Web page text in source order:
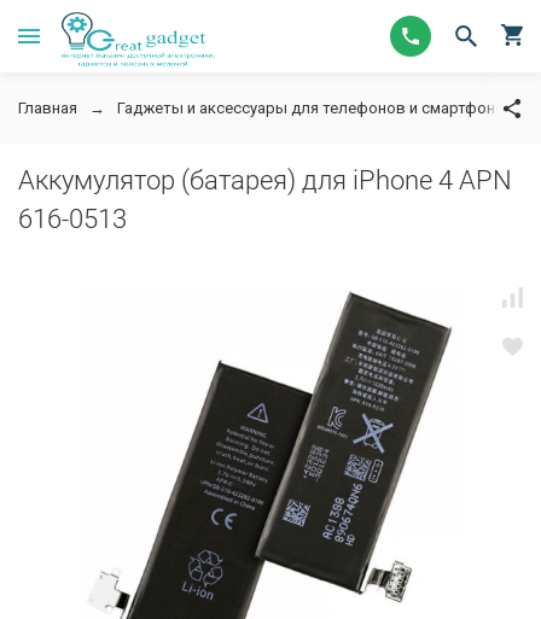
Главная Гаджеты и аксессуары для телефонов и смартфонов
Аккумулятор (батарея) для iPhone 4 APN
616-0513